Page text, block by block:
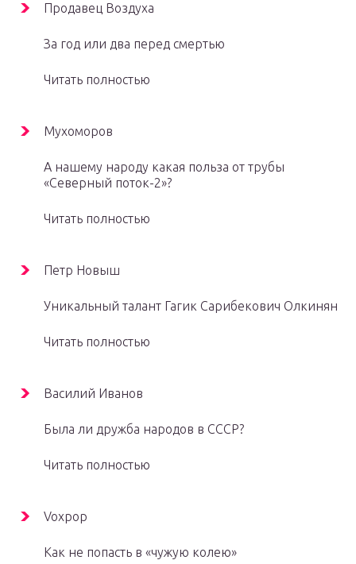
Продавец Воздуха
За год или два перед смертью
Читать полностью
Мухоморов
А нашему народу какая польза от трубы
«Северный поток-2»?
Читать полностью
Петр Новыш
Уникальный талант Гагик Сарибекович Олкинян
Читать полностью
Василий Иванов
Была ли дружба народов в СССР?
Читать полностью
Voxpop
Как не попасть в «чужую колею»